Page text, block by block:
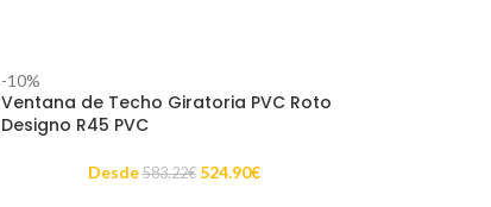
-10%
Ventana de Techo Giratoria PVC Roto
Designo R45 PVC
Desde 583.22€ 524.90€